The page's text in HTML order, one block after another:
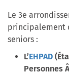
Le 3e
principalement
seniors :
L’EHPAD
Personnes